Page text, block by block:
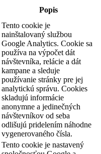
Popis
Tento cookie je
nainštalovaný službou
Google Analytics. Cookie sa
používa na výpočet dát
návštevníka, relácie a dát
kampane a sleduje
používanie stránky pre jej
analytickú správu. Cookies
skladujú informácie
anonymne a jedinečných
návštevníkov od seba
odlišujú pridelením náhodne
vygenerovaného čísla.
Tento cookie je nastavený